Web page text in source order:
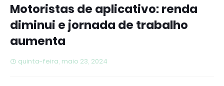
Motoristas de aplicativo: renda
diminui e jornada de trabalho
aumenta
quinta-feira, maio 23, 2024